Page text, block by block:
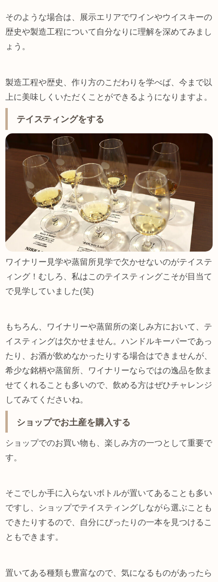
そのような場合は、展示エリアでワインやウイスキーの
歴史や製造工程について自分なりに理解を深めてみまし
ょう。
製造工程や歴史、作り方のこだわりを学べば、今まで以
上に美味しくいただくことができるようになりますよ。
テイスティングをする
ワイナリー見学や蒸留所見学で欠かせないのがテイステ
ィング！むしろ、私はこのテイスティングこそが目当て
で見学していました(笑)
もちろん、ワイナリーや蒸留所の楽しみ方において、テ
イスティングは欠かせません。ハンドルキーパーであっ
たり、お酒が飲めなかったりする場合はできませんが、
希少な銘柄や蒸留所、ワイナリーならではの逸品を飲ま
せてくれることも多いので、飲める方はぜひチャレンジ
してみてくださいね。
ショップでお土産を購入する
ショップでのお買い物も、楽しみ方の一つとして重要で
す。
そこでしか手に入らないボトルが置いてあることも多い
ですし、ショップでテイスティングしながら選ぶことも
できたりするので、自分にぴったりの一本を見つけるこ
ともできます。
置いてある種類も豊富なので、気になるものがあったら